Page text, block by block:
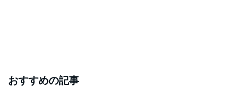
おすすめの記事